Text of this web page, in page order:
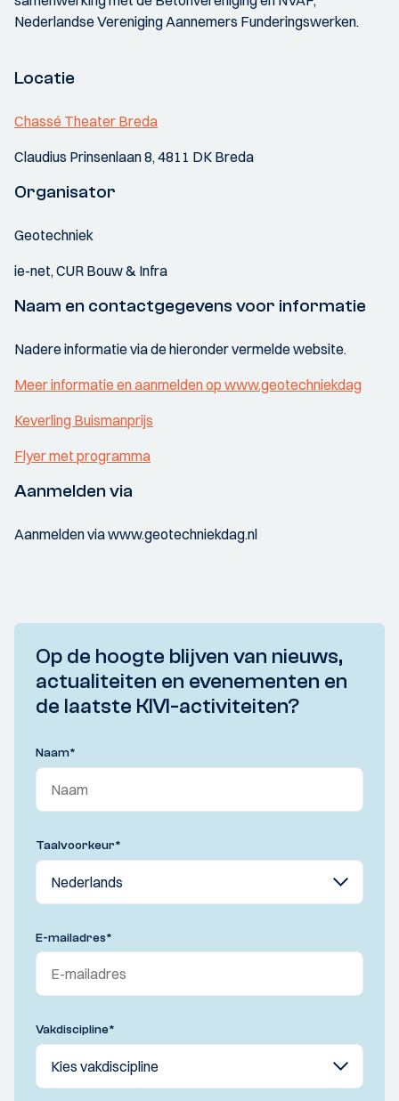
Nederlandse Vereniging Aannemers Funderingswerken.
Locatie
Chassé Theater Breda
Claudius Prinsenlaan 8, 4811 DK Breda
Organisator
Geotechniek
ie-net, CUR Bouw & Infra
Naam en contactgegevens voor informatie
Nadere informatie via de hieronder vermelde website.
Meer informatie en aanmelden op www.geotechniekdag
Keverling Buismanprijs
Flyer met programma
Aanmelden via
Aanmelden via www.geotechniekdag.nl
Op de hoogte blijven van nieuws,
actualiteiten en evenementen en
de laatste KIVI-activiteiten?
Naam*
Taalvoorkeur*
E-mailadres*
Vakdiscipline*